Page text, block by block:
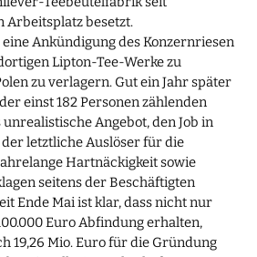
Arbeitsplatz besetzt.
Ankündigung des Konzernriesen
Lipton-Tee-Werke zu
zu verlagern. Gut ein Jahr später
einst 182 Personen zählenden
Angebot, den Job in
letztliche Auslöser für die
Hartnäckigkeit sowie
seitens der Beschäftigten
Ende Mai ist klar, dass nicht nur
Euro Abfindung erhalten,
19,26 Mio. Euro für die Gründung